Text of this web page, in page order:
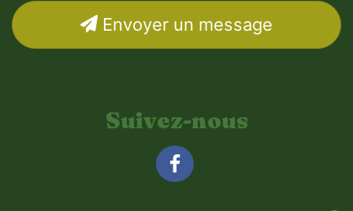
Envoyer un message
Suivez-nous